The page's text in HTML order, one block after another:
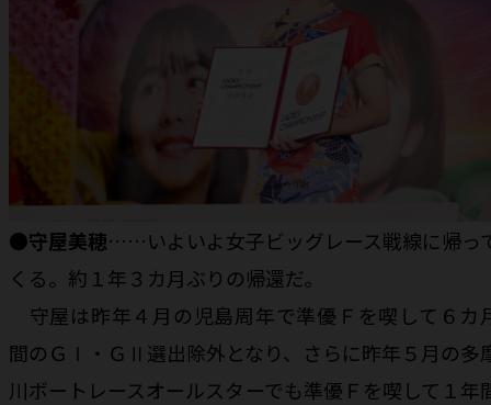
●守屋美穂……いよいよ女子ビッグレース戦線に帰っ
くる。約１年３カ月ぶりの帰還だ。
守屋は昨年４月の児島周年で準優Ｆを喫して６カ
間のＧⅠ・ＧⅡ選出除外となり、さらに昨年５月の多
川ボートレースオールスターでも準優Ｆを喫して１年